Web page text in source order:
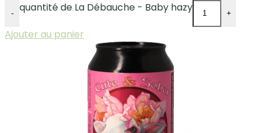
- quantité de La Débauche - Baby hazy +
Ajouter au panier